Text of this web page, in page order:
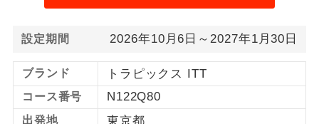
設定期間 2026年10月6日～2027年1月30日
ブランド トラピックス ITT
コース番号 N122Q80
出発地 東京都
コースです。
ご夫婦限定
ご夫婦限定でご参加いただけるコースで
女性限定
女性限定でご参加いただけるコースで
す。